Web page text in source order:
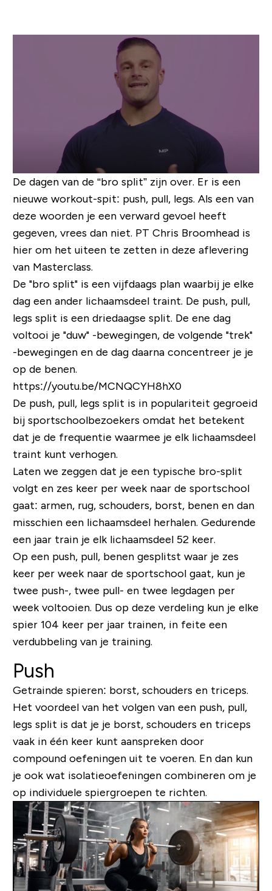
De dagen van de “bro split” zijn over. Er is een
nieuwe workout-spit: push, pull, legs. Als een van
deze woorden je een verward gevoel heeft
gegeven, vrees dan niet. PT Chris Broomhead is
hier om het uiteen te zetten in deze aflevering
van Masterclass.
De "bro split" is een vijfdaags plan waarbij je elke
dag een ander lichaamsdeel traint. De push, pull,
legs split is een driedaagse split. De ene dag
voltooi je "duw" -bewegingen, de volgende "trek"
-bewegingen en de dag daarna concentreer je je
op de benen.
https://youtu.be/MCNQCYH8hX0
De push, pull, legs split is in populariteit gegroeid
bij sportschoolbezoekers omdat het betekent
dat je de frequentie waarmee je elk lichaamsdeel
traint kunt verhogen.
Laten we zeggen dat je een typische bro-split
volgt en zes keer per week naar de sportschool
gaat: armen, rug, schouders, borst, benen en dan
misschien een lichaamsdeel herhalen. Gedurende
een jaar train je elk lichaamsdeel 52 keer.
Op een push, pull, benen gesplitst waar je zes
keer per week naar de sportschool gaat, kun je
twee push-, twee pull- en twee legdagen per
week voltooien. Dus op deze verdeling kun je elke
spier 104 keer per jaar trainen, in feite een
verdubbeling van je training.
Push
Getrainde spieren: borst, schouders en triceps.
Het voordeel van het volgen van een push, pull,
legs split is dat je je borst, schouders en triceps
vaak in één keer kunt aanspreken door
compound oefeningen uit te voeren. En dan kun
je ook wat isolatieoefeningen combineren om je
op individuele spiergroepen te richten.